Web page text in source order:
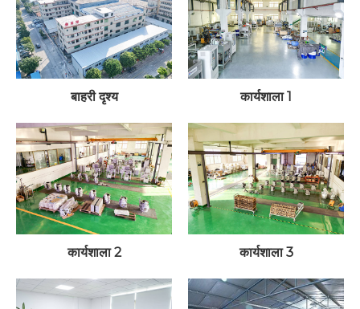
बाहरी दृश्य कार्यशाला 1
कार्यशाला 2 कार्यशाला 3